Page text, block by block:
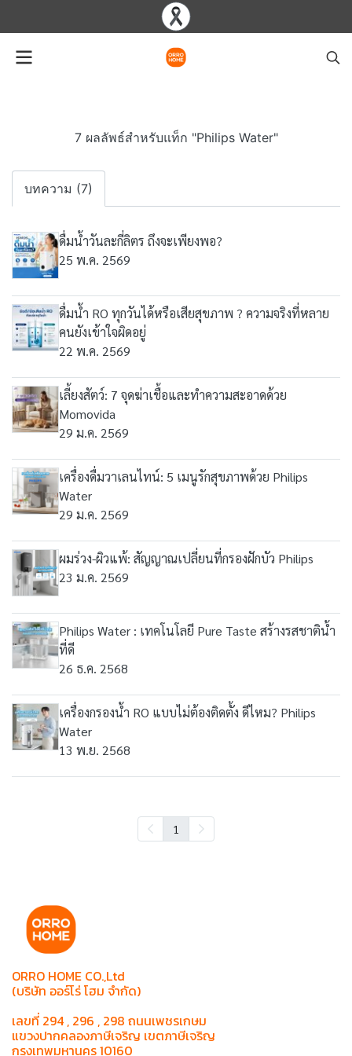
7 ผลลัพธ์สำหรับแท็ก "Philips Water"
บทความ (7)
ดื่มน้ำวันละกี่ลิตร ถึงจะเพียงพอ?
25 พ.ค. 2569
ดื่มน้ำ RO ทุกวันได้หรือเสียสุขภาพ ? ความจริงที่หลาย
คนยังเข้าใจผิดอยู่
22 พ.ค. 2569
เลี้ยงสัตว์: 7 จุดฆ่าเชื้อและทำความสะอาดด้วย
Momovida
29 ม.ค. 2569
เครื่องดื่มวาเลนไทน์: 5 เมนูรักสุขภาพด้วย Philips
Water
29 ม.ค. 2569
ผมร่วง-ผิวแพ้: สัญญาณเปลี่ยนที่กรองฝักบัว Philips
23 ม.ค. 2569
Philips Water : เทคโนโลยี Pure Taste สร้างรสชาติน้ำ
ที่ดี
26 ธ.ค. 2568
เครื่องกรองน้ำ RO แบบไม่ต้องติดตั้ง ดีไหม? Philips
Water
13 พ.ย. 2568
1
ORRO HOME CO.,Ltd
(บริษัท ออร์โร่ โฮม จำกัด)
เลขที่ 294 , 296 , 298 ถนนเพชรเกษม
แขวงปากคลองภาษีเจริญ เขตภาษีเจริญ
กรุงเทพมหานคร 10160